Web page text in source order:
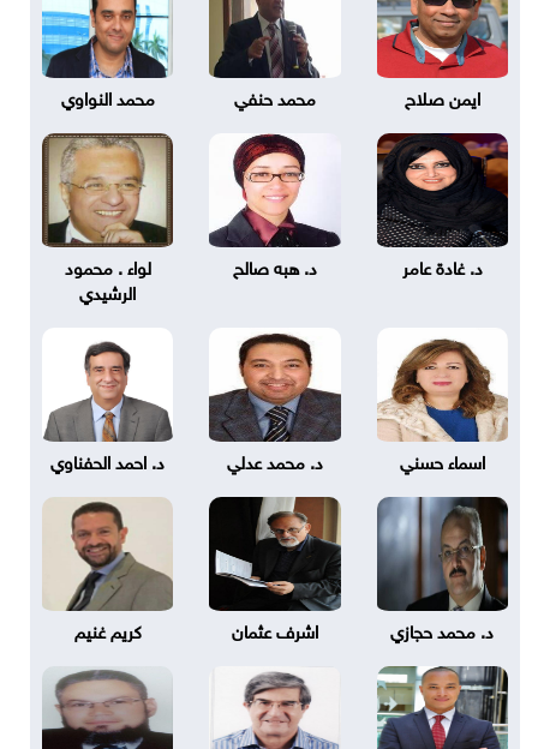
ايمن صلاح محمد حنفي محمد النواوي
د. غادة عامر د. هبه صالح
لواء . محمود
الرشيدي
اسماء حسني د. محمد عدلي د. احمد الحفناوي
د. محمد حجازي اشرف عثمان كريم غنيم